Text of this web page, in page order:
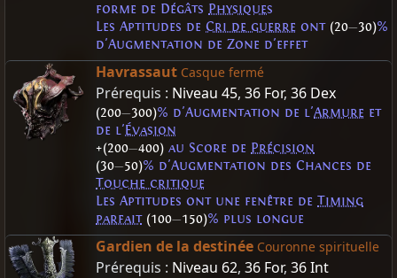
forme de Dégâts Physiques
Les Aptitudes de Cri de guerre ont (20—30)%
d'Augmentation de Zone d'effet
Havrassaut Casque fermé
Prérequis : Niveau 45, 36 For, 36 Dex
(200—300)% d'Augmentation de l'Armure et
de l'Évasion
+(200—400) au Score de Précision
(30—50)% d'Augmentation des Chances de
Touche critique
Les Aptitudes ont une fenêtre de Timing
parfait (100—150)% plus longue
Gardien de la destinée Couronne spirituelle
Prérequis : Niveau 62, 36 For, 36 Int